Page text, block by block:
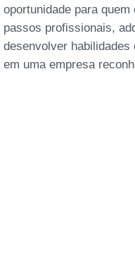
oportunidade para
passos profissionais,
desenvolver
em uma empresa